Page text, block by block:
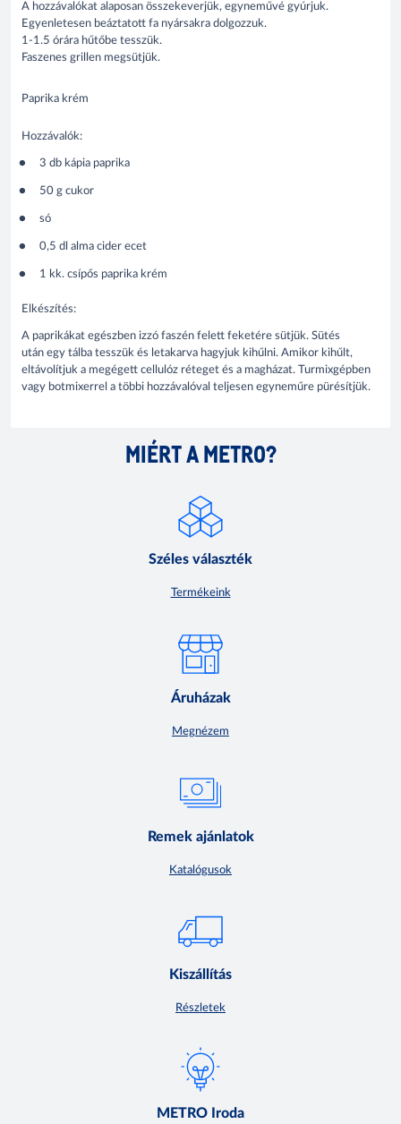
A hozzávalókat alaposan összekeverjük, egyneművé gyúrjuk.
Egyenletesen beáztatott fa nyársakra dolgozzuk.
1-1.5 órára hűtőbe tesszük.
Faszenes grillen megsütjük.
Paprika krém
Hozzávalók:
3 db kápia paprika
50 g cukor
só
0,5 dl alma cider ecet
1 kk. csípős paprika krém
Elkészítés:
A paprikákat egészben izzó faszén felett feketére sütjük. Sütés
után egy tálba tesszük és letakarva hagyjuk kihűlni. Amikor kihűlt,
eltávolítjuk a megégett cellulóz réteget és a magházat. Turmixgépben
vagy botmixerrel a többi hozzávalóval teljesen egyneműre pürésítjük.
MIÉRT A METRO?
Széles választék
Termékeink
Áruházak
Megnézem
Remek ajánlatok
Katalógusok
Kiszállítás
Részletek
METRO Iroda